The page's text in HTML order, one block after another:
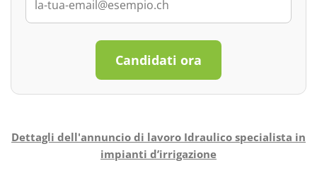
Candidati ora
Dettagli dell'annuncio di lavoro Idraulico specialista in
impianti d’irrigazione